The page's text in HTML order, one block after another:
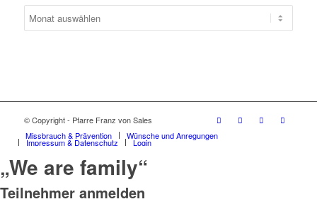
© Copyright - Pfarre Franz von Sales
Missbrauch & Prävention
Wünsche und Anregungen
Impressum & Datenschutz Login
„We are family“
Teilnehmer anmelden